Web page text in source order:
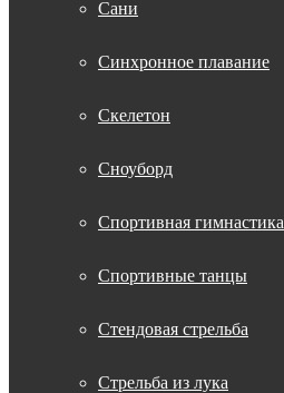
Сани
Синхронное плавание
Скелетон
Сноуборд
Спортивная гимнастика
Спортивные танцы
Стендовая стрельба
Стрельба из лука